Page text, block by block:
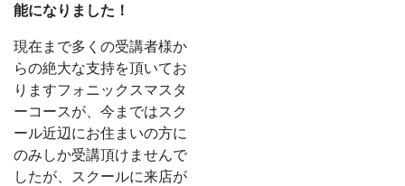
能になりました！
現在まで多くの受講者様か
らの絶大な支持を頂いてお
りますフォニックスマスタ
ーコースが、今まではスク
ール近辺にお住まいの方に
のみしか受講頂けませんで
したが、スクールに来店が